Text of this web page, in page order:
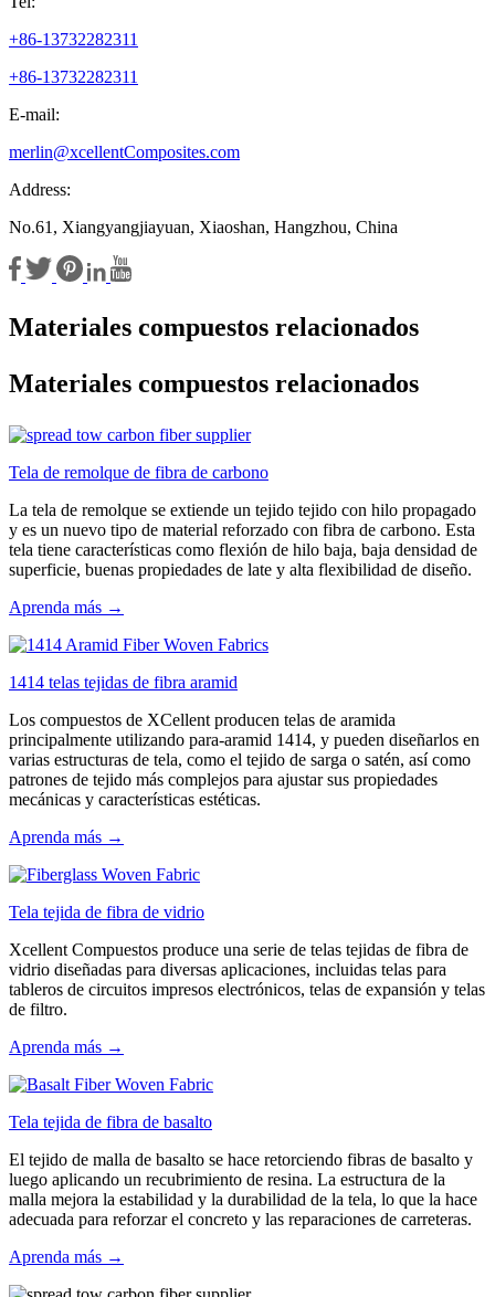
+86-13732282311
+86-13732282311
E-mail:
merlin@xcellentComposites.com
Address:
No.61, Xiangyangjiayuan, Xiaoshan, Hangzhou, China
Materiales compuestos relacionados
Materiales compuestos relacionados
Tela de remolque de fibra de carbono
La tela de remolque se extiende un tejido tejido con hilo propagado
y es un nuevo tipo de material reforzado con fibra de carbono. Esta
tela tiene características como flexión de hilo baja, baja densidad de
superficie, buenas propiedades de late y alta flexibilidad de diseño.
Aprenda más →
1414 telas tejidas de fibra aramid
Los compuestos de XCellent producen telas de aramida
principalmente utilizando para-aramid 1414, y pueden diseñarlos en
varias estructuras de tela, como el tejido de sarga o satén, así como
patrones de tejido más complejos para ajustar sus propiedades
mecánicas y características estéticas.
Aprenda más →
Tela tejida de fibra de vidrio
Xcellent Compuestos produce una serie de telas tejidas de fibra de
vidrio diseñadas para diversas aplicaciones, incluidas telas para
tableros de circuitos impresos electrónicos, telas de expansión y telas
de filtro.
Aprenda más →
Tela tejida de fibra de basalto
El tejido de malla de basalto se hace retorciendo fibras de basalto y
luego aplicando un recubrimiento de resina. La estructura de la
malla mejora la estabilidad y la durabilidad de la tela, lo que la hace
adecuada para reforzar el concreto y las reparaciones de carreteras.
Aprenda más →